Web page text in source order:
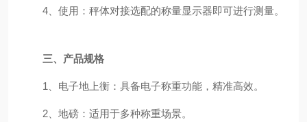
4、使用：秤体对接选配的称量显示器即可进行测量。
三、产品规格
1、电子地上衡：具备电子称重功能，精准高效。
2、地磅：适用于多种称重场景。